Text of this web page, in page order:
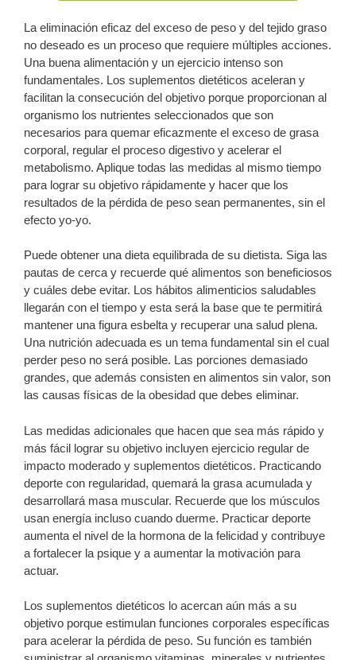
La eliminación eficaz del exceso de peso y del tejido graso
no deseado es un proceso que requiere múltiples acciones.
Una buena alimentación y un ejercicio intenso son
fundamentales. Los suplementos dietéticos aceleran y
facilitan la consecución del objetivo porque proporcionan al
organismo los nutrientes seleccionados que son
necesarios para quemar eficazmente el exceso de grasa
corporal, regular el proceso digestivo y acelerar el
metabolismo. Aplique todas las medidas al mismo tiempo
para lograr su objetivo rápidamente y hacer que los
resultados de la pérdida de peso sean permanentes, sin el
efecto yo-yo.
Puede obtener una dieta equilibrada de su dietista. Siga las
pautas de cerca y recuerde qué alimentos son beneficiosos
y cuáles debe evitar. Los hábitos alimenticios saludables
llegarán con el tiempo y esta será la base que te permitirá
mantener una figura esbelta y recuperar una salud plena.
Una nutrición adecuada es un tema fundamental sin el cual
perder peso no será posible. Las porciones demasiado
grandes, que además consisten en alimentos sin valor, son
las causas físicas de la obesidad que debes eliminar.
Las medidas adicionales que hacen que sea más rápido y
más fácil lograr su objetivo incluyen ejercicio regular de
impacto moderado y suplementos dietéticos. Practicando
deporte con regularidad, quemará la grasa acumulada y
desarrollará masa muscular. Recuerde que los músculos
usan energía incluso cuando duerme. Practicar deporte
aumenta el nivel de la hormona de la felicidad y contribuye
a fortalecer la psique y a aumentar la motivación para
actuar.
Los suplementos dietéticos lo acercan aún más a su
objetivo porque estimulan funciones corporales específicas
para acelerar la pérdida de peso. Su función es también